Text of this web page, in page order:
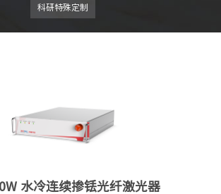
科研特殊定制
水冷连续掺铥光纤激光器